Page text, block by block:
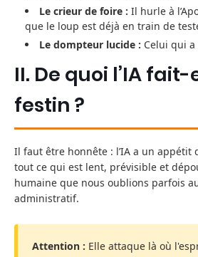
Le crieur de foire : Il hurle à
que le loup est déjà en train de
Le dompteur lucide : Celui qui
II. De quoi l’IA
festin ?
Il faut être honnête : l’IA a un appétit
tout ce qui est lent, prévisible et
humaine que nous oublions parfois
administratif.
Attention : Elle attaque là où